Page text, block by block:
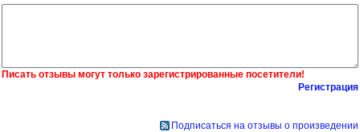
Писать отзывы могут только зарегистрированные посетители!
Регистрация
Подписаться на отзывы о произведении